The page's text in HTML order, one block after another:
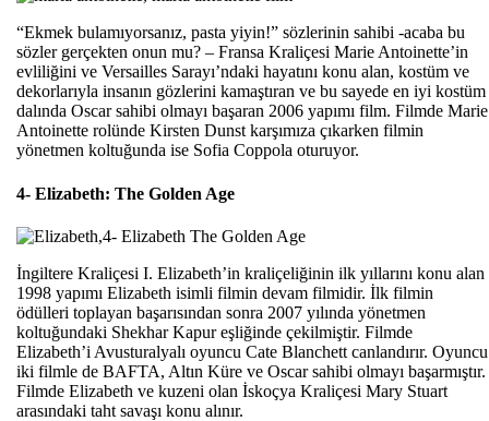
“Ekmek bulamıyorsanız, pasta yiyin!” sözlerinin sahibi -acaba bu
sözler gerçekten onun mu? – Fransa Kraliçesi Marie Antoinette’in
evliliğini ve Versailles Sarayı’ndaki hayatını konu alan, kostüm ve
dekorlarıyla insanın gözlerini kamaştıran ve bu sayede en iyi kostüm
dalında Oscar sahibi olmayı başaran 2006 yapımı film. Filmde Marie
Antoinette rolünde Kirsten Dunst karşımıza çıkarken filmin
yönetmen koltuğunda ise Sofia Coppola oturuyor.
4- Elizabeth: The Golden Age
İngiltere Kraliçesi I. Elizabeth’in kraliçeliğinin ilk yıllarını konu alan
1998 yapımı Elizabeth isimli filmin devam filmidir. İlk filmin
ödülleri toplayan başarısından sonra 2007 yılında yönetmen
koltuğundaki Shekhar Kapur eşliğinde çekilmiştir. Filmde
Elizabeth’i Avusturalyalı oyuncu Cate Blanchett canlandırır. Oyuncu
iki filmle de BAFTA, Altın Küre ve Oscar sahibi olmayı başarmıştır.
Filmde Elizabeth ve kuzeni olan İskoçya Kraliçesi Mary Stuart
arasındaki taht savaşı konu alınır.